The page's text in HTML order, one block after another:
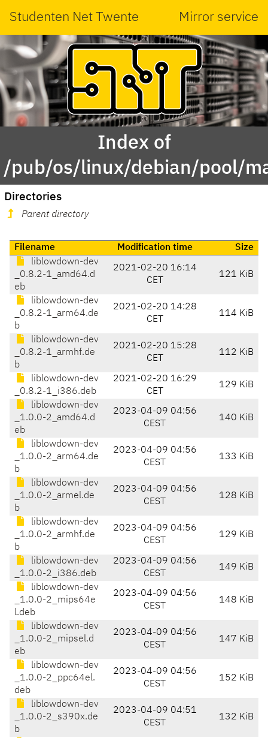
Studenten Net Twente Mirror service
Index of
/pub/os/linux/debian/pool/
Directories
Parent directory
Filename Modification time
Size
liblowdown-dev
_0.8.2-1_amd64.d
eb
2021-02-20 16:14
CET
121 KiB
liblowdown-dev
_0.8.2-1_arm64.de
b
2021-02-20 14:28
CET
114 KiB
liblowdown-dev
_0.8.2-1_armhf.de
b
2021-02-20 15:28
CET
112 KiB
liblowdown-dev
_0.8.2-1_i386.deb
2021-02-20 16:29
CET
129 KiB
liblowdown-dev
_1.0.0-2_amd64.d
eb
2023-04-09 04:56
CEST
140 KiB
liblowdown-dev
_1.0.0-2_arm64.de
b
2023-04-09 04:56
CEST
133 KiB
liblowdown-dev
_1.0.0-2_armel.de
b
2023-04-09 04:56
CEST
128 KiB
liblowdown-dev
_1.0.0-2_armhf.de
b
2023-04-09 04:56
CEST
129 KiB
liblowdown-dev
_1.0.0-2_i386.deb
2023-04-09 04:56
CEST
149 KiB
liblowdown-dev
_1.0.0-2_mips64e
l.deb
2023-04-09 04:56
CEST
148 KiB
liblowdown-dev
_1.0.0-2_mipsel.d
eb
2023-04-09 04:56
CEST
147 KiB
liblowdown-dev
_1.0.0-2_ppc64el.
deb
2023-04-09 04:56
CEST
152 KiB
liblowdown-dev
_1.0.0-2_s390x.de
b
2023-04-09 04:51
CEST
132 KiB